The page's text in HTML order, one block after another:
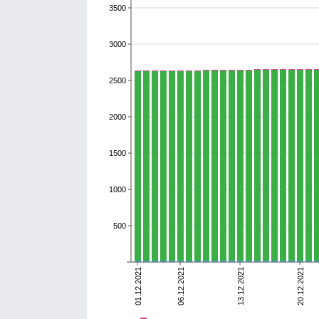
умершие
выздоровевшие
болеющие
Всего
01.12.2021 06.12.2021 13.12.2021 20.12.2021
500
1000
1500
2000
2500
3000
3500